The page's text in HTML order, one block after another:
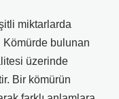
miktarlarda
Kömürde bulunan
üzerinde
Bir kömürün